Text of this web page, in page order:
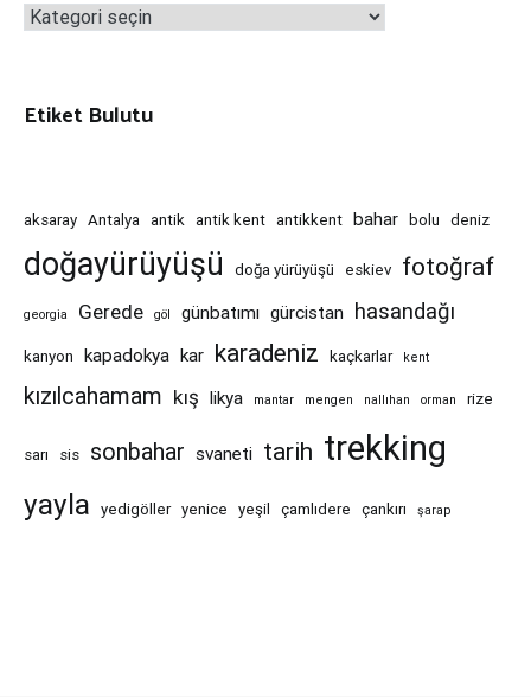
Kategoriler
Etiket Bulutu
aksaray Antalya antik antik kent antikkent bahar bolu deniz
doğayürüyüşü doğa yürüyüşü eskiev fotoğraf
georgia Gerede göl günbatımı gürcistan hasandağı
kanyon kapadokya kar karadeniz kaçkarlar kent
kızılcahamam kış likya mantar mengen nallıhan orman rize
sarı sis sonbahar svaneti tarih trekking
yayla yedigöller yenice yeşil çamlıdere çankırı şarap